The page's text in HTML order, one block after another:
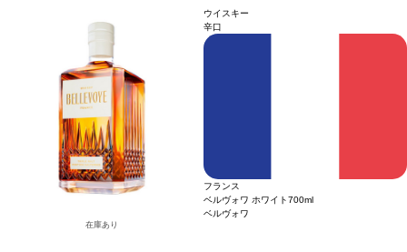
の蒸留所で造られたユニークなブレンドである。3-7年の厳選されたシングルモル
トウィスキーをブレンドする。
ラ、柔らかな甘いスパイスのほのかな含みを持つエレガントな香りを示す。まろや
かでバランスの取れた風味を持つ。甘い木のスパイスの含みは、複雑で快い挽きた
てコーヒーの含みを伴う。北フランス、ロレーヌ、シャラントの3地域と3つの地域
の蒸留所で造られたユニークなブレンドである。3-7年の厳選されたシングルモル
トウィスキーをブレンドする。
在庫あり
ウイスキー
辛口
フランス
ベルヴォワ ホワイト700ml
ベルヴォワ